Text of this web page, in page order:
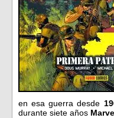
en esa guerra desde
durante siete años